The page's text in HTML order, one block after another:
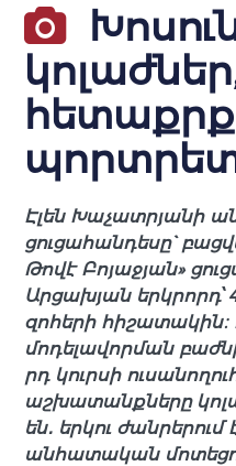
Էլեն Խաչատրյանի
ցուցահանդեսը`
Թովէ Բոյաջյան»
Արցախյան
զոհերի հիշատակին։
մոդելավորման
րդ կուրսի
աշխատանքները
են․ երկու ժանրերում
անհատական